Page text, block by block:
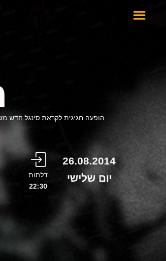
הופעה חגיגית לקראת סינגל חדש
26.08.2014
יום שלישי
דלתות
22:30